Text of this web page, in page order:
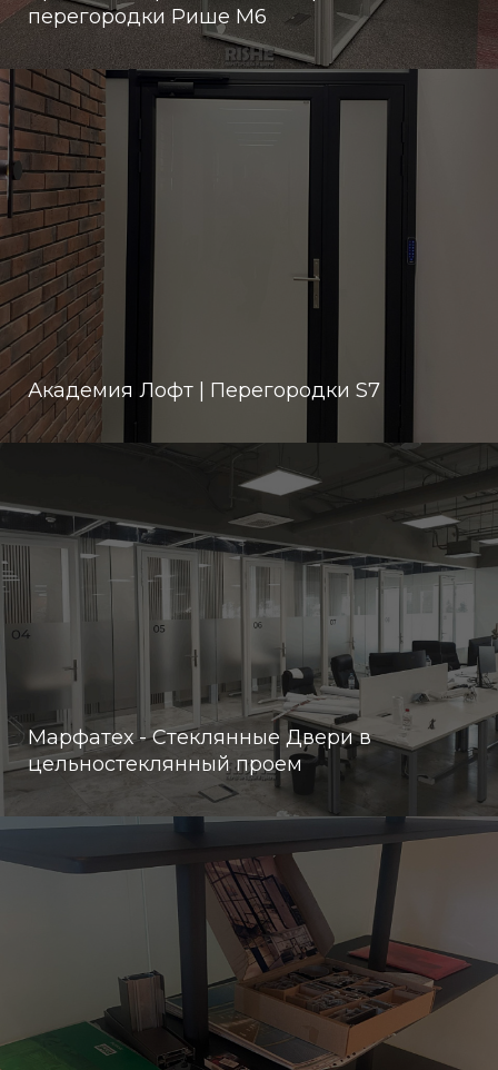
перегородки Рише М6
Академия Лофт | Перегородки S7
Марфатех - Стеклянные Двери в
цельностеклянный проем